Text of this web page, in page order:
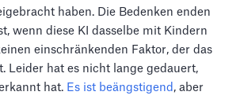
haben. Die Bedenken enden
wenn diese KI dasselbe mit Kindern
einschränkenden Faktor, der das
Leider hat es nicht lange gedauert,
hat. Es ist beängstigend , aber